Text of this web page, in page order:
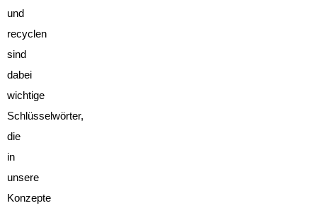
und
recyclen
sind
dabei
wichtige
Schlüsselwörter,
die
in
unsere
Konzepte